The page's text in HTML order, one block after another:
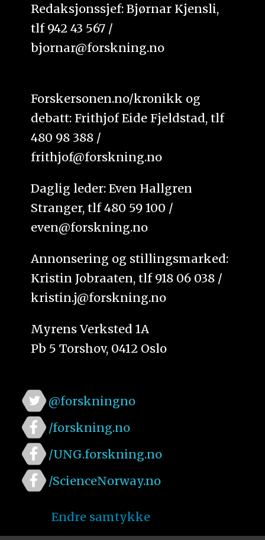
Redaksjonssjef: Bjørnar Kjensli,
tlf 942 43 567 /
bjornar@forskning.no
Forskersonen.no/kronikk og
debatt: Frithjof Eide Fjeldstad, tlf
480 98 388 /
frithjof@forskning.no
Daglig leder: Even Hallgren
Stranger, tlf 480 59 100 /
even@forskning.no
Annonsering og stillingsmarked:
Kristin Jobraaten, tlf 918 06 038 /
kristin.j@forskning.no
Myrens Verksted 1A
Pb 5 Torshov, 0412 Oslo
@forskningno
/forskning.no
/UNG.forskning.no
/ScienceNorway.no
Endre samtykke